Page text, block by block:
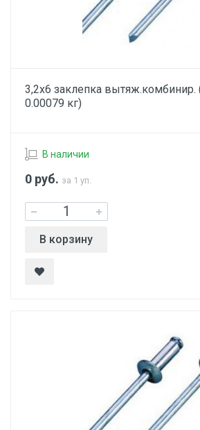
3,2х6 заклепка вытяж.комбинир.
0.00079 кг)
В наличии
0 руб. за 1 уп.
В корзину